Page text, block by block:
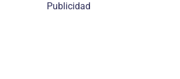
Publicidad